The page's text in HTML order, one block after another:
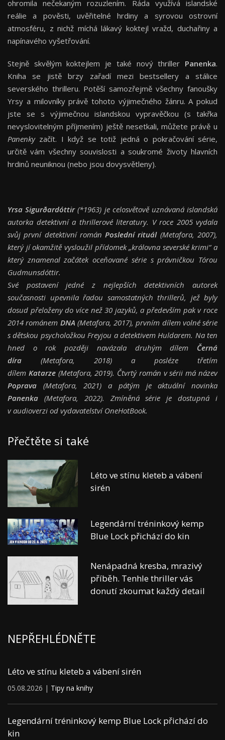
ohromila nečekaným rozuzlením. Ráda využívá islandské
reálie a pověsti, uvěřitelné hrdiny a syrovou ostrovní
atmosféru, z nichž míchá lákavý koktejl vražd, duchařiny a
napínavého vyšetřování.
Stejně skvělým koktejlem je také nový thriller Panenka.
Kniha se jistě brzy zařadí mezi bestsellery a stálice
severského thrilleru. Potěší samozřejmě všechny fanoušky
Yrsy a milovníky právě tohoto výjimečného žánru. A pokud
jste se s výjimečnou islandskou vypravěčkou (s takřka
nevyslovitelným příjmením) ještě nesetkali, můžete právě u
Panenkyzačít. I když se totiž jedná o pokračování série,
určitě vám všechny souvislosti a soukromé životy hlavních
hrdinů neuniknou (nebo jsou dovysvětleny).
Yrsa Sigurðardóttir(*1963) je celosvětově uznávaná islandská
autorka detektivní a thrillerové literatury. V roce 2005 vydala
svůj první detektivní románPoslední rituál(Metafora, 2007),
který jí okamžitě vysloužil přídomek „královna severské krimi“ a
který znamenal začátek oceňované série s právničkou Tórou
Gudmunsdóttir.
Své postavení jedné z nejlepších detektivních autorek
současnosti upevnila řadou samostatných thrillerů, jež byly
dosud přeloženy do více než 30 jazyků, a především pak v roce
2014 románem DNA (Metafora, 2017), prvním dílem volné série
s dětskou psycholožkou Freyjou a detektivem Huldarem. Na ten
hned o rok později navázala druhým dílem Černá
díra (Metafora, 2018) a posléze třetím
dílem Katarze(Metafora, 2019). Čtvrtý román v sérii má název
Poprava (Metafora, 2021) a pátým je aktuální novinka
Panenka (Metafora, 2022). Zmíněná série je dostupná i
v audioverzi od vydavatelství OneHotBook.
Přečtěte si také
Léto ve stínu kleteb a vábení
sirén
Legendární tréninkový kemp
Blue Lock přichází do kin
Nenápadná kresba, mrazivý
příběh. Tenhle thriller vás
donutí zkoumat každý detail
NEPŘEHLÉDNĚTE
Léto ve stínu kleteb a vábení sirén
05.08.2026 | Tipy na knihy
Legendární tréninkový kemp Blue Lock přichází do
kin